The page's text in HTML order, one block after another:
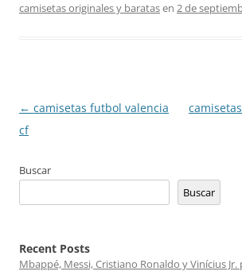
camisetas originales y baratasen 2 de
Navegación
de
← camisetas futbol valencia
cf
Buscar
Buscar
Recent Posts
Mbappé, Messi, Cristiano Ronaldo y Vinícius